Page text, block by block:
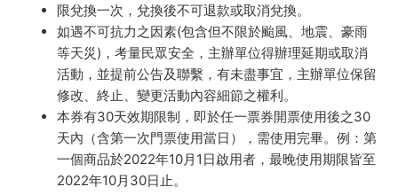
限兌換一次，兌換後不可退款或取消兌換。
如遇不可抗力之因素(包含但不限於颱風、地震、豪雨
等天災)，考量民眾安全，主辦單位得辦理延期或取消
活動，並提前公告及聯繫，有未盡事宜，主辦單位保留
修改、終止、變更活動內容細節之權利。
本券有30天效期限制，即於任一票券開票使用後之30
天內（含第一次門票使用當日），需使用完畢。例：第
一個商品於2022年10月1日啟用者，最晚使用期限皆至
2022年10月30日止。